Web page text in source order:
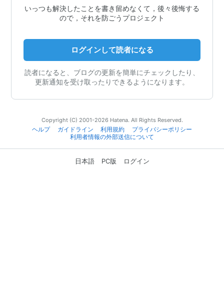
いっつも解決したことを書き留めなくて，後々後悔する
ので，それを防ごうプロジェクト
ログインして読者になる
読者になると、ブログの更新を簡単にチェックしたり、
更新通知を受け取ったりできるようになります。
Copyright (C) 2001-2026 Hatena. All Rights Reserved.
ヘルプ
ガイドライン 利用規約
プライバシーポリシー
利用者情報の外部送信について
日本語 PC版 ログイン